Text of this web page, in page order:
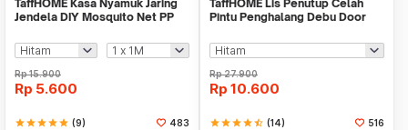
TaffHOME Kasa Nyamuk Jaring
Jendela DIY Mosquito Net PP
Rp15.900
Rp 5.600
starstarstarstarstar (9) 483
TaffHOME Lis Penutup Celah
Pintu Penghalang Debu Door
Rp27.900
Rp 10.600
starstarstarstarstar_half (14) 516